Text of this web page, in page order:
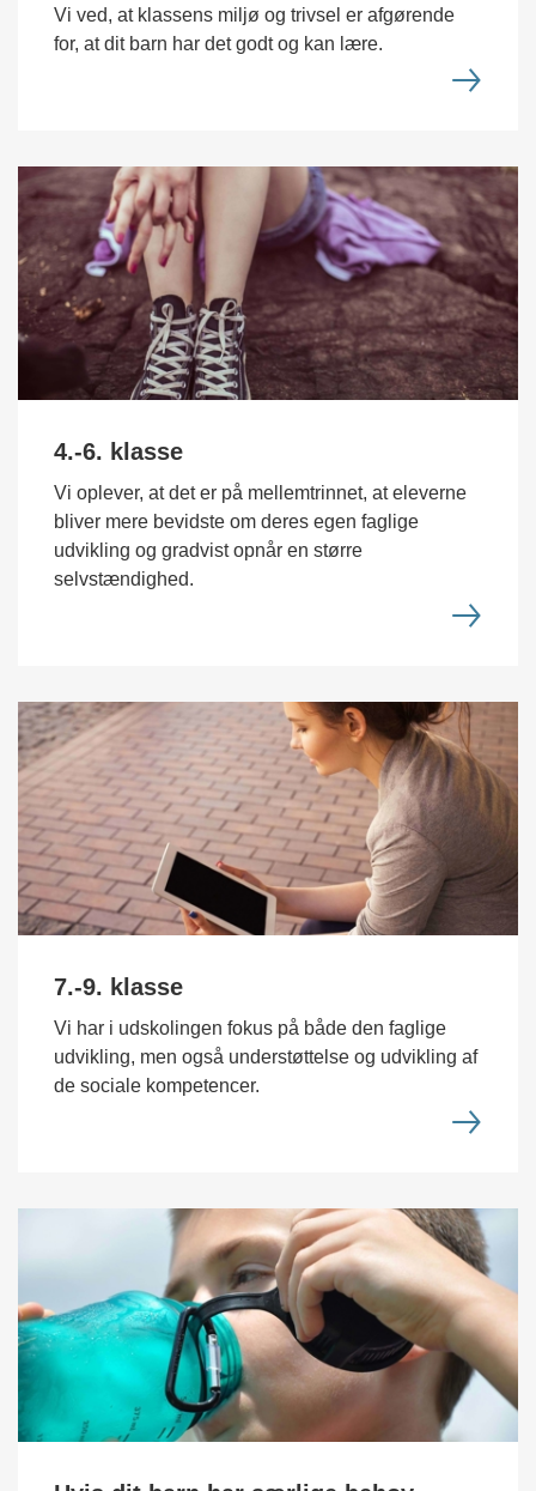
Vi ved, at klassens miljø og trivsel er afgørende
for, at dit barn har det godt og kan lære.
4.-6. klasse
Vi oplever, at det er på mellemtrinnet, at eleverne
bliver mere bevidste om deres egen faglige
udvikling og gradvist opnår en større
selvstændighed.
7.-9. klasse
Vi har i udskolingen fokus på både den faglige
udvikling, men også understøttelse og udvikling af
de sociale kompetencer.